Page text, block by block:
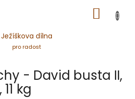
Ježíškova dílna
pro radost
KOŠÍK
- David busta II,
kg